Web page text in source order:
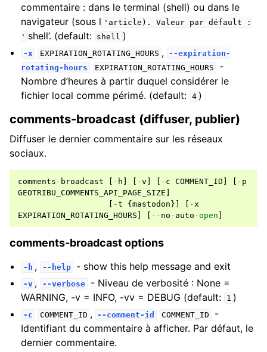
commentaire : dans le terminal (shell) ou dans le
navigateur (sous l 'article). Valeur par défault
:
' shell’. (default: shell )
-x EXPIRATION_ROTATING_HOURS ,
--expiration-
rotating-hours
EXPIRATION_ROTATING_HOURS
-
Nombre d’heures à partir duquel considérer le
fichier local comme périmé. (default: 4 )
comments-broadcast (diffuser, publier)
Diffuser le dernier commentaire sur les réseaux
sociaux.
comments - broadcast - h -v - c COMMENT_ID - p
GEOTRIBU_COMMENTS_API_PAGE_SIZE
-t { mastodon }] -x
EXPIRATION_ROTATING_HOURS
-- no - auto - open
comments-broadcast options
-h , --help - show this help message and exit
-v , --verbose
- Niveau de verbosité : None =
WARNING, -v = INFO, -vv = DEBUG (default:
1 )
-c COMMENT_ID , --comment-id COMMENT_ID
-
Identifiant du commentaire à afficher. Par défaut, le
dernier commentaire.